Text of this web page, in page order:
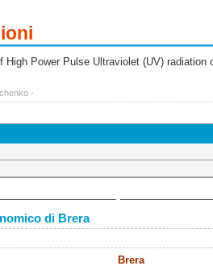
Power Pulse Ultraviolet (UV) radiation
-
di Brera
Brera